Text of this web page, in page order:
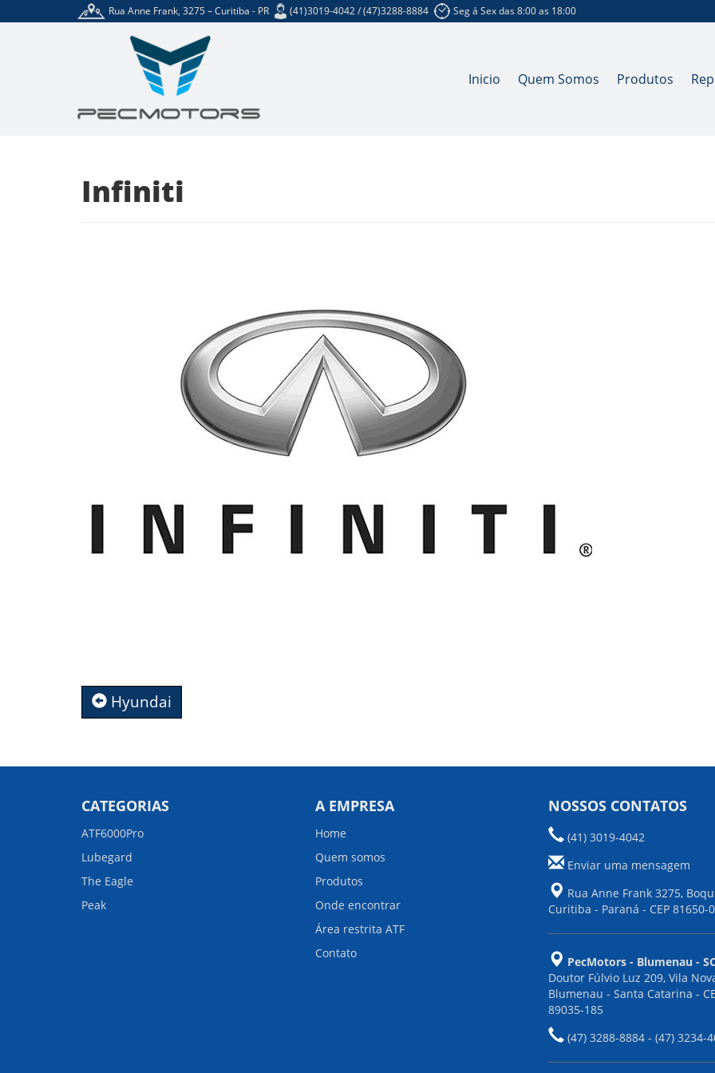
Rua Anne Frank, 3275 – Curitiba - PR (41)3019-4042 / (47)3288-8884 Seg á Sex das 8:00 as 18:00
Inicio Quem Somos Produtos
Infiniti
Hyundai
CATEGORIAS
ATF6000Pro
Lubegard
The Eagle
Peak
A EMPRESA
Home
Quem somos
Produtos
Onde encontrar
Área restrita ATF
Contato
NOSSOS CONTATOS
(41) 3019-4042
Enviar uma mensagem
Rua Anne Frank 3275,
Curitiba - Paraná - CEP 81650-
PecMotors - Blumenau -
Doutor Fúlvio Luz 209, Vila
Blumenau - Santa Catarina -
89035-185
(47) 3288-8884 - (47) 3234-